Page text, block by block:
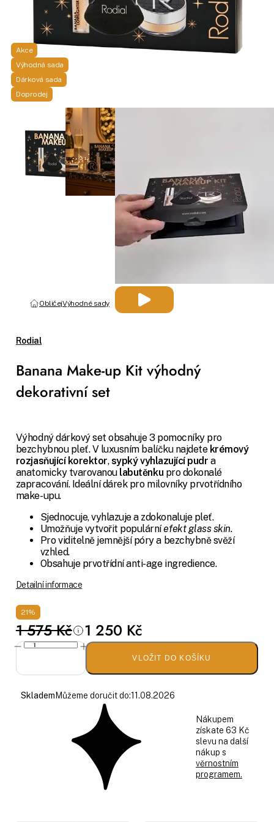
ObličejVýhodné sady
Rodial
Banana Make-up Kit výhodný
dekorativní set
Výhodný dárkový set obsahuje 3 pomocníky pro
bezchybnou pleť. V luxusním balíčku najdete krémový
rozjasňující korektor,sypký vyhlazující pudr a
anatomicky tvarovanou labutěnku pro dokonalé
zapracování. Ideální dárek pro milovníky prvotřídního
make-upu.
Sjednocuje, vyhlazuje a zdokonaluje pleť.
Umožňuje vytvořit populárníefekt glass skin.
Pro viditelně jemnější póry a bezchybně svěží
vzhled.
Obsahuje prvotřídní anti-age ingredience.
Detailní informace
21%
1 575 Kč 1 250 Kč
VLOŽIT DO KOŠÍKU
Skladem Můžeme doručit do:11.08.2026
Nákupem
získate 63 Kč
slevu na další
nákup s
věrnostním
programem.
Akce
Výhodná sada
Dárková sada
Doprodej